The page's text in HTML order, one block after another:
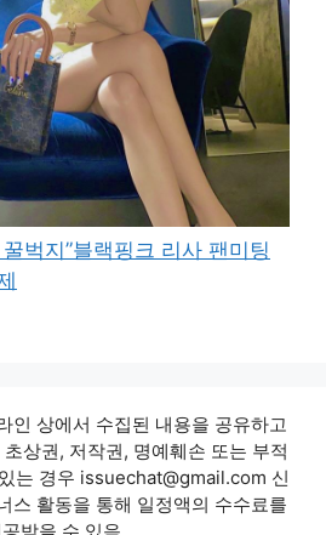
벅지”블랙핑크 리사 팬미팅
인 상에서 수집된 내용을 공유하고
상권, 저작권, 명예훼손 또는 부적
는 경우 issuechat@gmail.com 신
스 활동을 통해 일정액의 수수료를